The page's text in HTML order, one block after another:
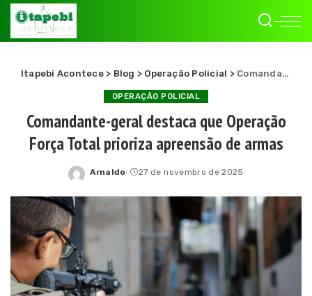
Itapebi Acontece> Blog > Operação Policial > Comandante-geral destaca que Operação Força Total prioriza apreensão de armas
OPERAÇÃO POLICIAL
Comandante-geral destaca que Operação
Força Total prioriza apreensão de armas
Posted
Arnaldo 27 de novembro de 2025